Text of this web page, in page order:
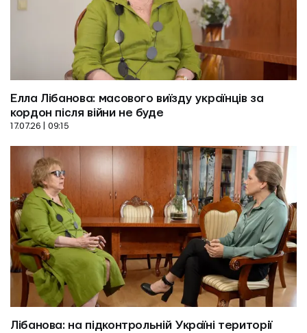
Елла Лібанова: масового виїзду українців за
кордон після війни не буде
17.07.26 | 09:15
Лібанова: на підконтрольній Україні території